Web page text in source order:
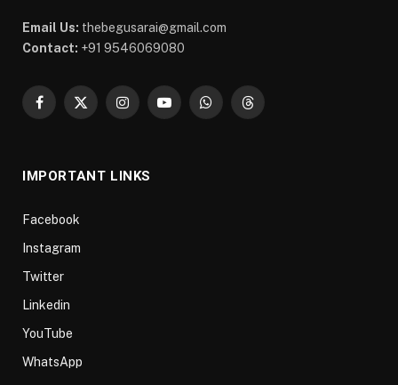
Email Us: thebegusarai@gmail.com
Contact: +91 9546069080
Facebook
X
InstagramYouTubeWhatsAppThreads
IMPORTANT LINKS
Facebook
Instagram
Twitter
Linkedin
YouTube
WhatsApp